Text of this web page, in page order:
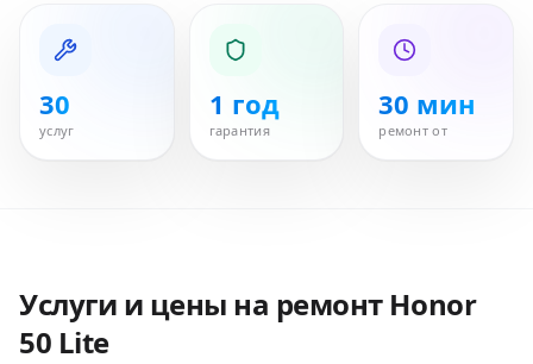
30
услуг
1 год
гарантия
30 мин
ремонт от
Услуги и цены на ремонт Honor
50 Lite